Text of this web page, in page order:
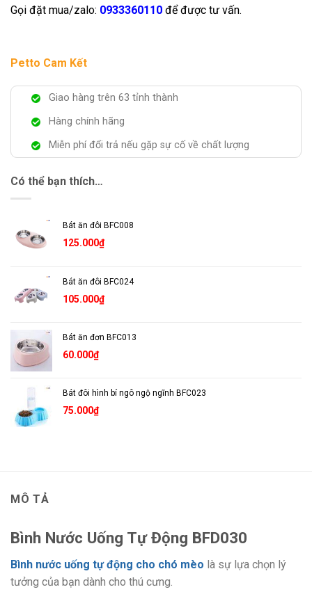
Gọi đặt mua/zalo: 0933360110 để được tư vấn.
Petto Cam Kết
Giao hàng trên 63 tỉnh thành
Hàng chính hãng
Miễn phí đổi trả nếu gặp sự cố về chất lượng
Có thể bạn thích…
Bát ăn đôi BFC008
125.000₫
Bát ăn đôi BFC024
105.000₫
Bát ăn đơn BFC013
60.000₫
Bát đôi hình bí ngô ngộ ngĩnh BFC023
75.000₫
MÔ TẢ
Bình Nước Uống Tự Động BFD030
Bình nước uống tự động cho chó mèo là sự lựa chọn lý
tưởng của bạn dành cho thú cưng.